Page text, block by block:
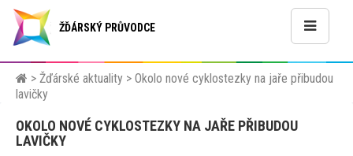
ŽĎÁRSKÝ PRŮVODCE
> Žďárské aktuality > Okolo nové cyklostezky na jaře přibudou
lavičky
OKOLO NOVÉ CYKLOSTEZKY NA JAŘE PŘIBUDOU
LAVIČKY